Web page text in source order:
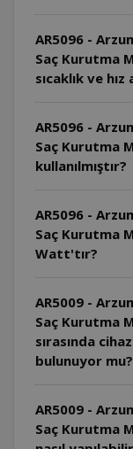
AR5096 -
Saç Kurutma
sıcaklık ve
AR5096 -
Saç Kurutma
kullanılmıştır?
AR5096 -
Saç Kurutma
Watt'tır?
AR5009 -
Saç Kurutma
sırasında
bulunuyor mu?
AR5009 -
Saç Kurutma